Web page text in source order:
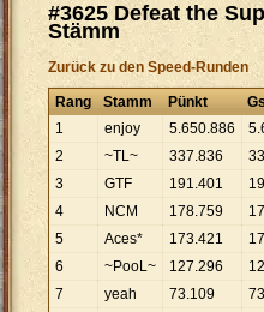
#3625 Defeat the
Stämm
Zurück zu den Speed-Runden
Rang Stamm Pünkt
1
enjoy 5.650.886 5.
2
~TL~ 337.836
3
GTF 191.401
4
NCM 178.759
5
Aces* 173.421
6
~PooL~ 127.296
7
yeah 73.109 73